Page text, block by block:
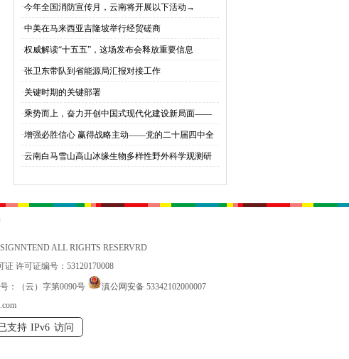
多、成效显——培根铸魂
育桃李
·今年全国消防宣传月，云南将开展以下活动→
·中美在马来西亚吉隆坡举行经贸磋商
·权威解读“十五五”，这场发布会释放重要信息
·张卫东带队到省能源局汇报对接工作
·关键时期的关键部署
·乘势而上，奋力开创中国式现代化建设新局面——
与会同志谈贯彻落实党的二十届四中全会精神
·增强必胜信心 赢得战略主动——党的二十届四中全
会锚定中国式现代化发展新目标
·云南白马雪山高山冰缘生物多样性野外科学观测研